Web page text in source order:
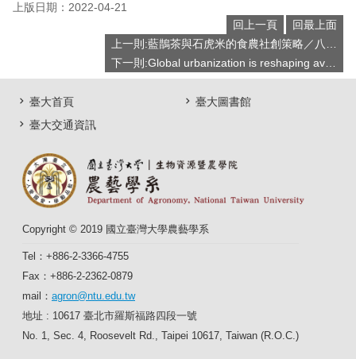
上版日期：2022-04-21
回上一頁
回最上面
臺大首頁
臺大圖書館
臺大交通資訊
Copyright © 2019 國立臺灣大學農藝學系
Tel：+886-2-3366-4755
Fax：+886-2-2362-0879
mail： agron@ntu.edu.tw
地址 : 10617 臺北市羅斯福路四段一號
No. 1, Sec. 4, Roosevelt Rd., Taipei 10617, Taiwan (R.O.C.)